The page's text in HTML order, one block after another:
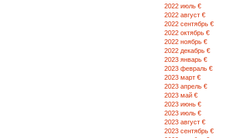
2022 июль €
2022 август €
2022 сентябрь €
2022 октябрь €
2022 ноябрь €
2022 декабрь €
2023 январь €
2023 февраль €
2023 март €
2023 апрель €
2023 май €
2023 июнь €
2023 июль €
2023 август €
2023 сентябрь €